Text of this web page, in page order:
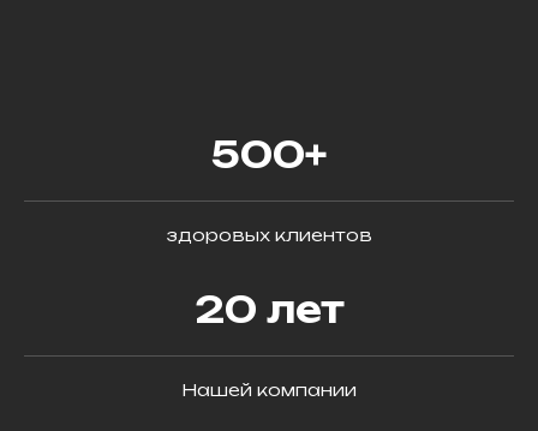
500+
здоровых клиентов
20 лет
Нашей компании